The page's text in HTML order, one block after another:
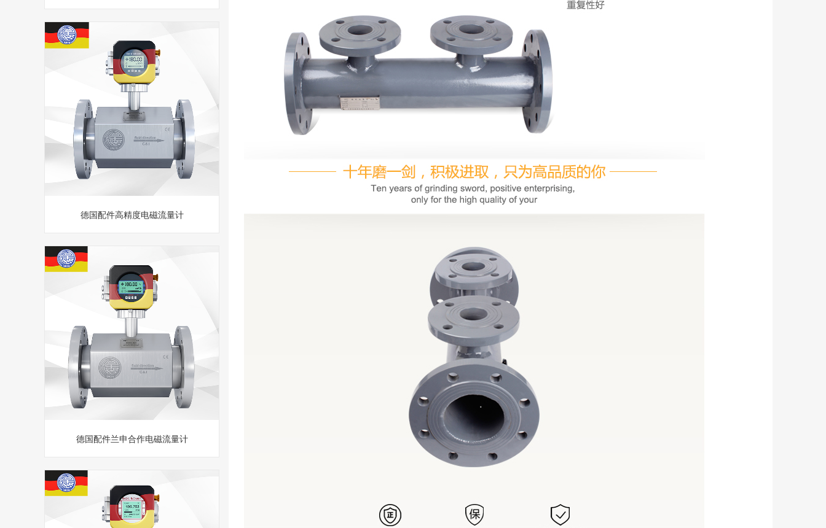
德国配件高精度电磁流量计
德国配件兰申合作电磁流量计